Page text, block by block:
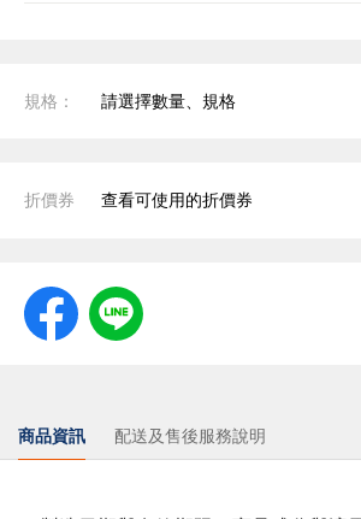
規格： 請選擇數量、規格
折價券 查看可使用的折價券
商品資訊 配送及售後服務說明